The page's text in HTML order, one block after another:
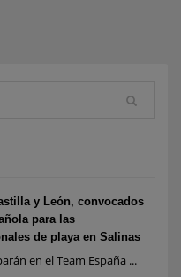
y León, convocados
para las
de playa en Salinas
en el Team España ...